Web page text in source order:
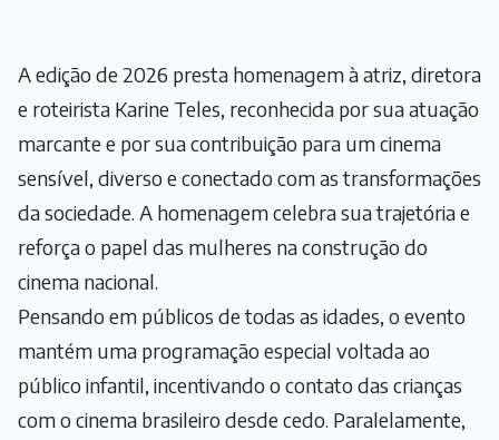
A edição de 2026 presta homenagem à atriz, diretora
e roteirista Karine Teles, reconhecida por sua atuação
marcante e por sua contribuição para um cinema
sensível, diverso e conectado com as transformações
da sociedade. A homenagem celebra sua trajetória e
reforça o papel das mulheres na construção do
cinema nacional.
Pensando em públicos de todas as idades, o evento
mantém uma programação especial voltada ao
público infantil, incentivando o contato das crianças
com o cinema brasileiro desde cedo. Paralelamente,